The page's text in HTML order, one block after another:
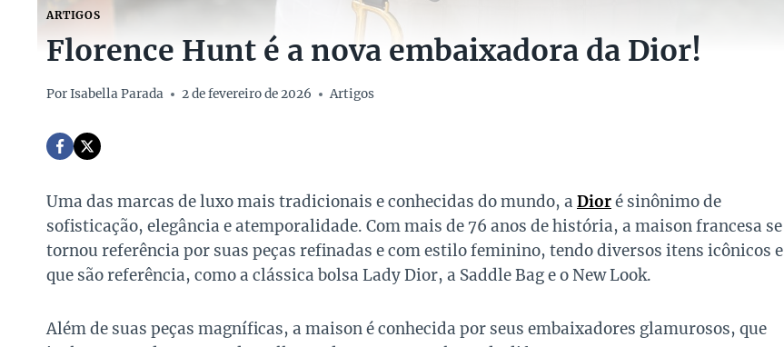
ARTIGOS
Florence Hunt é a nova embaixadora da Dior!
PorIsabella Parada 2 de fevereiro de 2026 Artigos
Uma das marcas de luxo mais tradicionais e conhecidas do mundo, a Dioré sinônimo de
sofisticação, elegância e atemporalidade. Com mais de 76 anos de história, a maison francesa se
tornou referência por suas peças refinadas e com estilo feminino, tendo diversos itens icônicos e
que são referência, como a clássica bolsa Lady Dior, a Saddle Bag e o New Look.
Além de suas peças magníficas, a maison é conhecida por seus embaixadores glamurosos, que